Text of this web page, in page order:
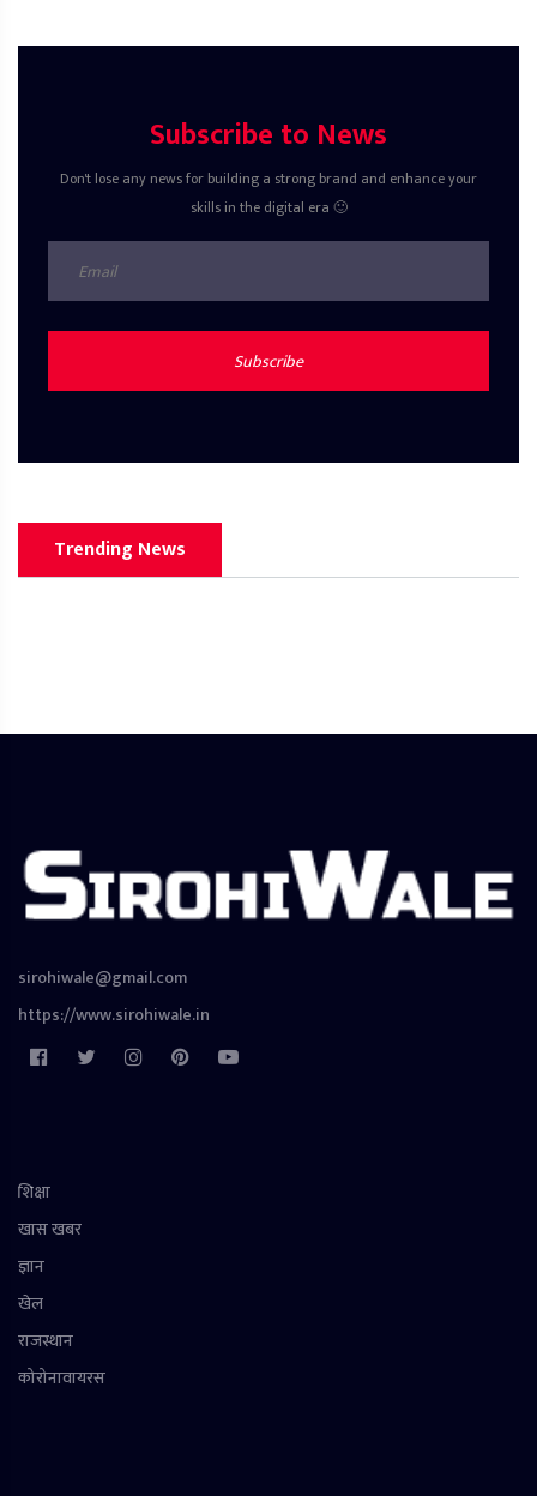
Subscribe to News
Don't lose any news for building a strong brand and enhance your
skills in the digital era 🙂
Subscribe
Trending News
sirohiwale@gmail.com
https://www.sirohiwale.in
शिक्षा
खास खबर
ज्ञान
खेल
राजस्थान
कोरोनावायरस